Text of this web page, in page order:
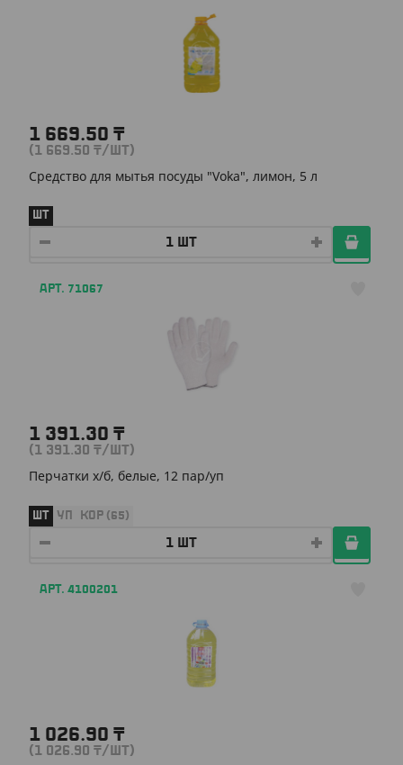
1 669.50 ₸
(1 669.50 ₸/ШТ)
Средство для мытья посуды "Voka", лимон, 5 л
ШТ
АРТ. 71067
1 391.30 ₸
(1 391.30 ₸/ШТ)
Перчатки х/б, белые, 12 пар/уп
ШТ УП КОР (65)
АРТ. 4100201
1 026.90 ₸
(1 026.90 ₸/ШТ)